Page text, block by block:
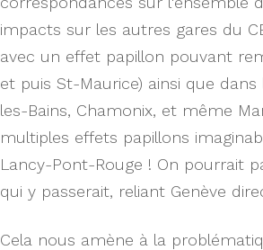
impacts sur les autres gares du
avec un effet papillon pouvant
et puis St-Maurice) ainsi que
les-Bains, Chamonix, et même
multiples effets papillons
Lancy-Pont-Rouge ! On pourrait
qui y passerait, reliant Genève
Cela nous amène à la